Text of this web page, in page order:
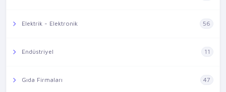
Elektrik - Elektronik 56
Endüstriyel 11
Gıda Firmaları 47